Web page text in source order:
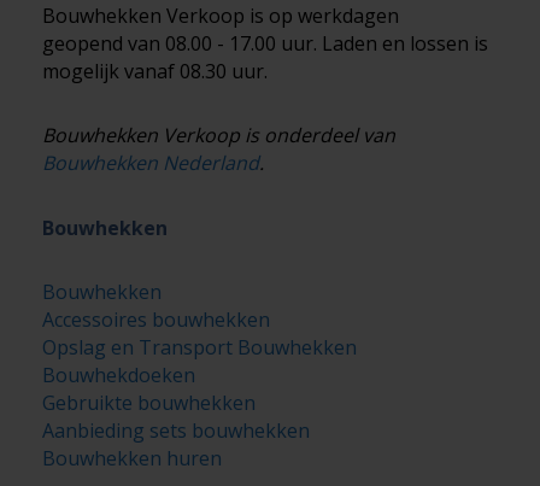
Bouwhekken Verkoop is op werkdagen
geopend van 08.00 - 17.00 uur. Laden en lossen is
mogelijk vanaf 08.30 uur.
Bouwhekken Verkoop is onderdeel van
Bouwhekken Nederland.
Bouwhekken
Bouwhekken
Accessoires bouwhekken
Opslag en Transport Bouwhekken
Bouwhekdoeken
Gebruikte bouwhekken
Aanbieding sets bouwhekken
Bouwhekken huren